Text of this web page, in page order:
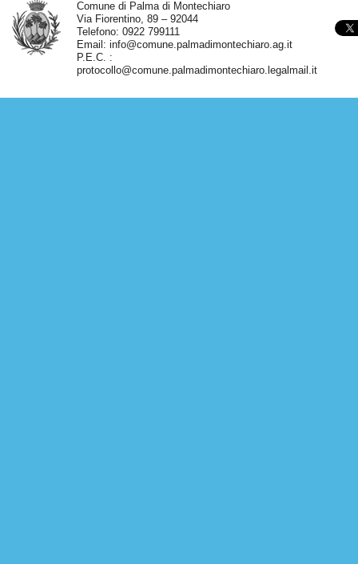
Comune di Palma di Montechiaro
Via Fiorentino, 89 – 92044
Telefono: 0922 799111
Email: info@comune.palmadimontechiaro.ag.it
P.E.C. :
protocollo@comune.palmadimontechiaro.legalmail.it